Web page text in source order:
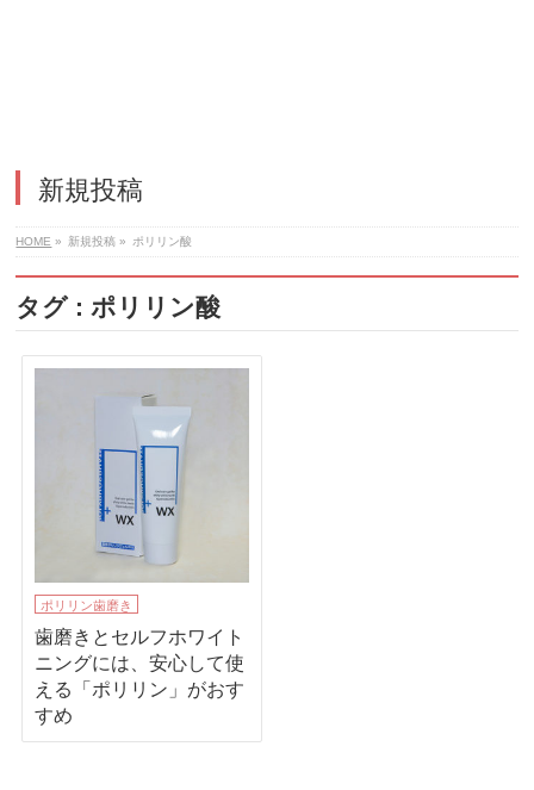
新規投稿
HOME » 新規投稿 » ポリリン酸
タグ : ポリリン酸
ポリリン歯磨き
歯磨きとセルフホワイト
ニングには、安心して使
える「ポリリン」がおす
すめ